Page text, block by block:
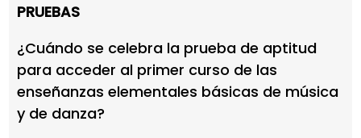
PRUEBAS
¿Cuándo se celebra la prueba de aptitud
para acceder al primer curso de las
enseñanzas elementales básicas de música
y de danza?